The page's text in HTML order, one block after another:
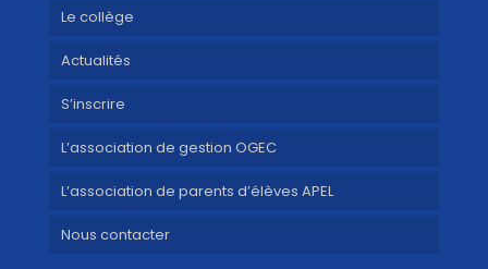
Le collège
Actualités
S’inscrire
L’association de gestion OGEC
L’association de parents d’élèves APEL
Nous contacter